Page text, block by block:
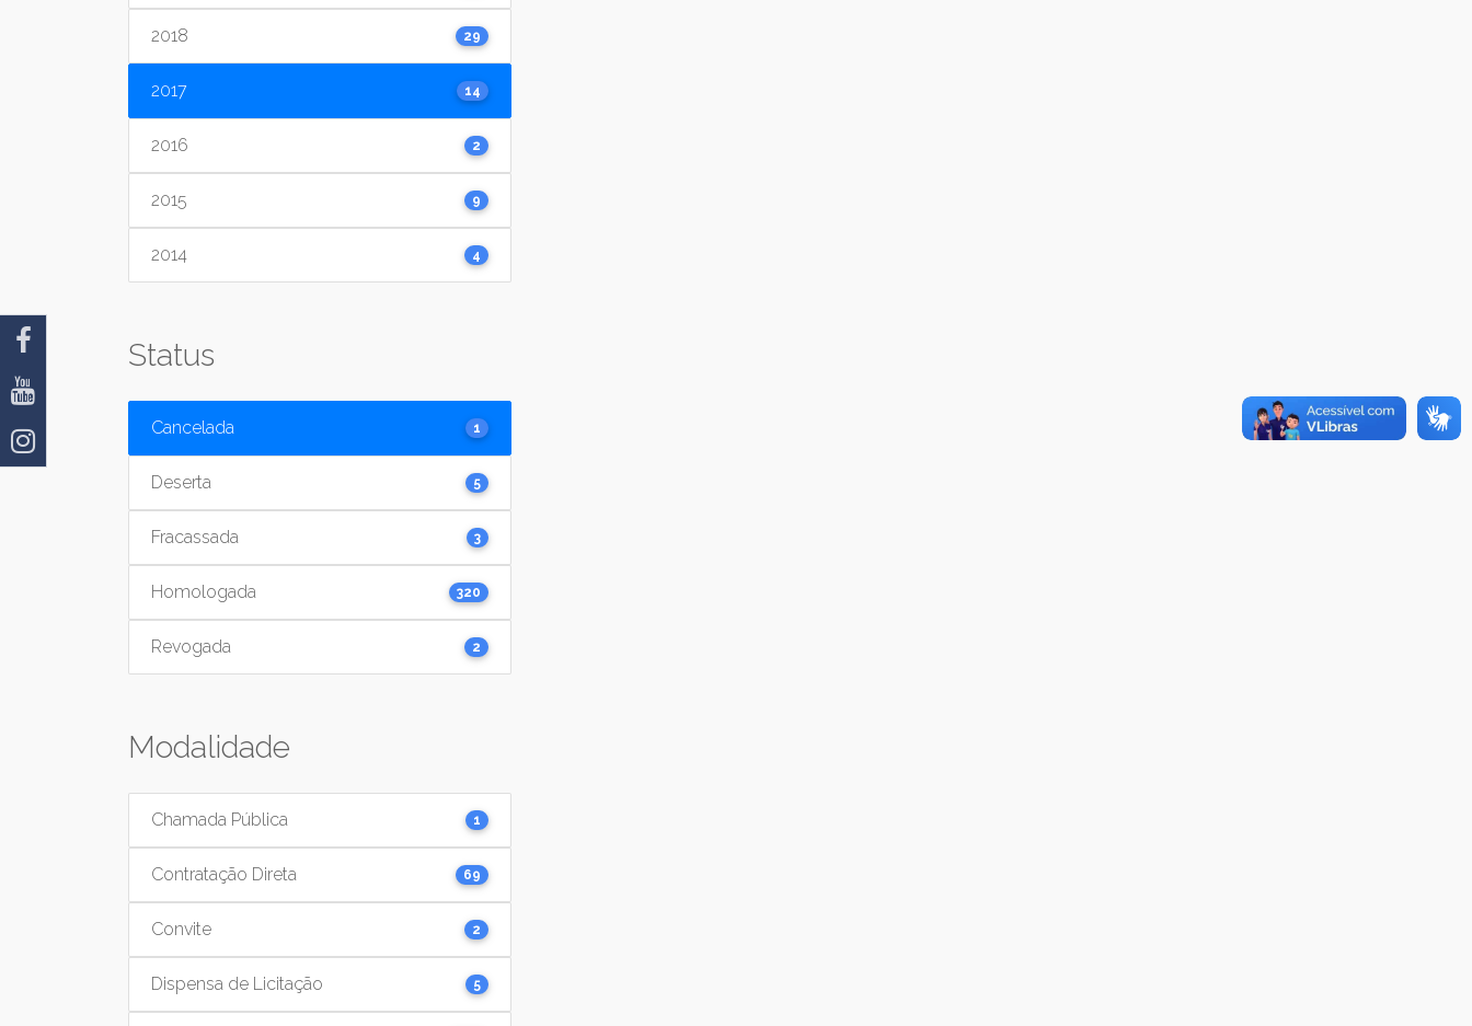
2018 29
2017 14
2016 2
2015 9
2014 4
Status
Cancelada 1
Deserta 5
Fracassada 3
Homologada 320
Revogada 2
Modalidade
Chamada Pública 1
Contratação Direta 69
Convite 2
Dispensa de Licitação 5